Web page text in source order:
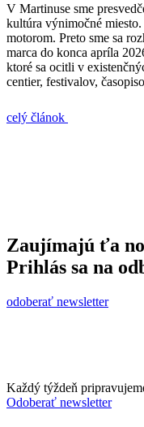
V Martinuse sme
kultúra výnimočné
motorom. Preto sme sa
marca do konca apríla
ktoré sa ocitli v
centier, festivalov,
celý článok
Zaujímajú ťa
Prihlás sa na
odoberať newsletter
Každý týždeň
Odoberať newsletter